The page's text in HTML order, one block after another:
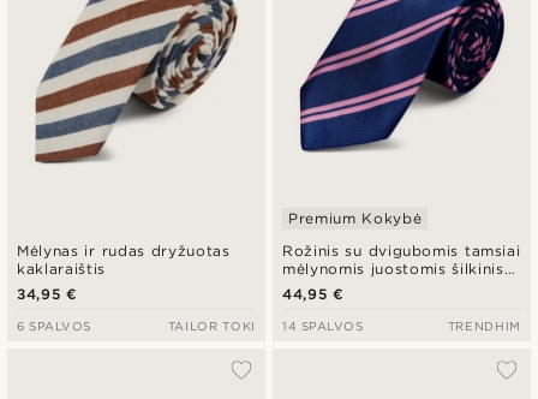
Mėlynas ir rudas dryžuotas
kaklaraištis
34,95 €
6 SPALVOS TAILOR TOKI
Rožinis su dvigubomis tamsiai
mėlynomis juostomis šilkinis
kaklaraištis
Premium Kokybė
44,95 €
14 SPALVOS TRENDHIM